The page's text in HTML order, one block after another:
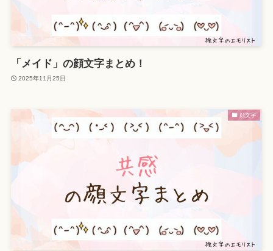
「メイド」の顔文字まとめ！
2025年11月25日
顔文字